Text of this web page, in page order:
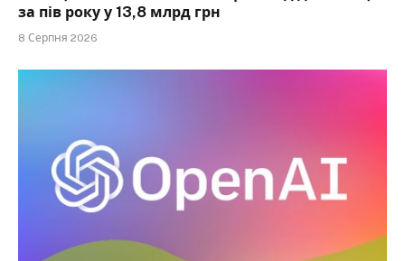
за пів року у 13,8 млрд грн
8 Серпня 2026